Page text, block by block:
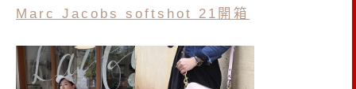
Marc Jacobs softshot 21開箱